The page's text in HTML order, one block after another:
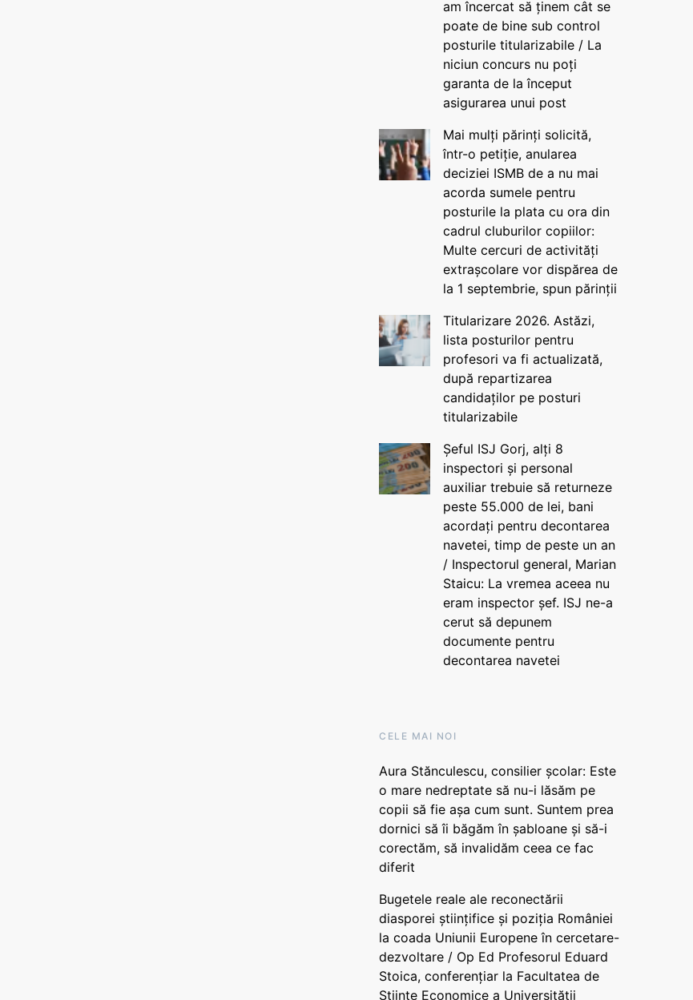
am încercat să ținem cât se
poate de bine sub control
posturile titularizabile / La
niciun concurs nu poți
garanta de la început
asigurarea unui post
Mai mulți părinți solicită,
într-o petiție, anularea
deciziei ISMB de a nu mai
acorda sumele pentru
posturile la plata cu ora din
cadrul cluburilor copiilor:
Multe cercuri de activități
extrașcolare vor dispărea de
la 1 septembrie, spun părinții
Titularizare 2026. Astăzi,
lista posturilor pentru
profesori va fi actualizată,
după repartizarea
candidaților pe posturi
titularizabile
Șeful ISJ Gorj, alți 8
inspectori și personal
auxiliar trebuie să returneze
peste 55.000 de lei, bani
acordați pentru decontarea
navetei, timp de peste un an
/ Inspectorul general, Marian
Staicu: La vremea aceea nu
eram inspector șef. ISJ ne-a
cerut să depunem
documente pentru
decontarea navetei
CELE MAI NOI
Aura Stănculescu, consilier școlar: Este
o mare nedreptate să nu-i lăsăm pe
copii să fie așa cum sunt. Suntem prea
dornici să îi băgăm în șabloane și să-i
corectăm, să invalidăm ceea ce fac
diferit
Bugetele reale ale reconectării
diasporei științifice și poziția României
la coada Uniunii Europene în cercetare-
dezvoltare / Op Ed Profesorul Eduard
Stoica, conferențiar la Facultatea de
Științe Economice a Universității